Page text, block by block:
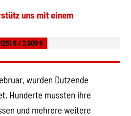
uns mit einem
1261 € / 2.000 €
wurden Dutzende
Hunderte mussten ihre
und mehrere weitere